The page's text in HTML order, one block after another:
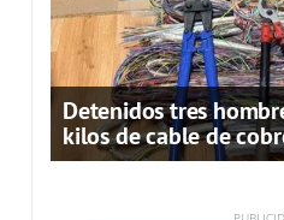
Detenidos tres
kilos de cable de